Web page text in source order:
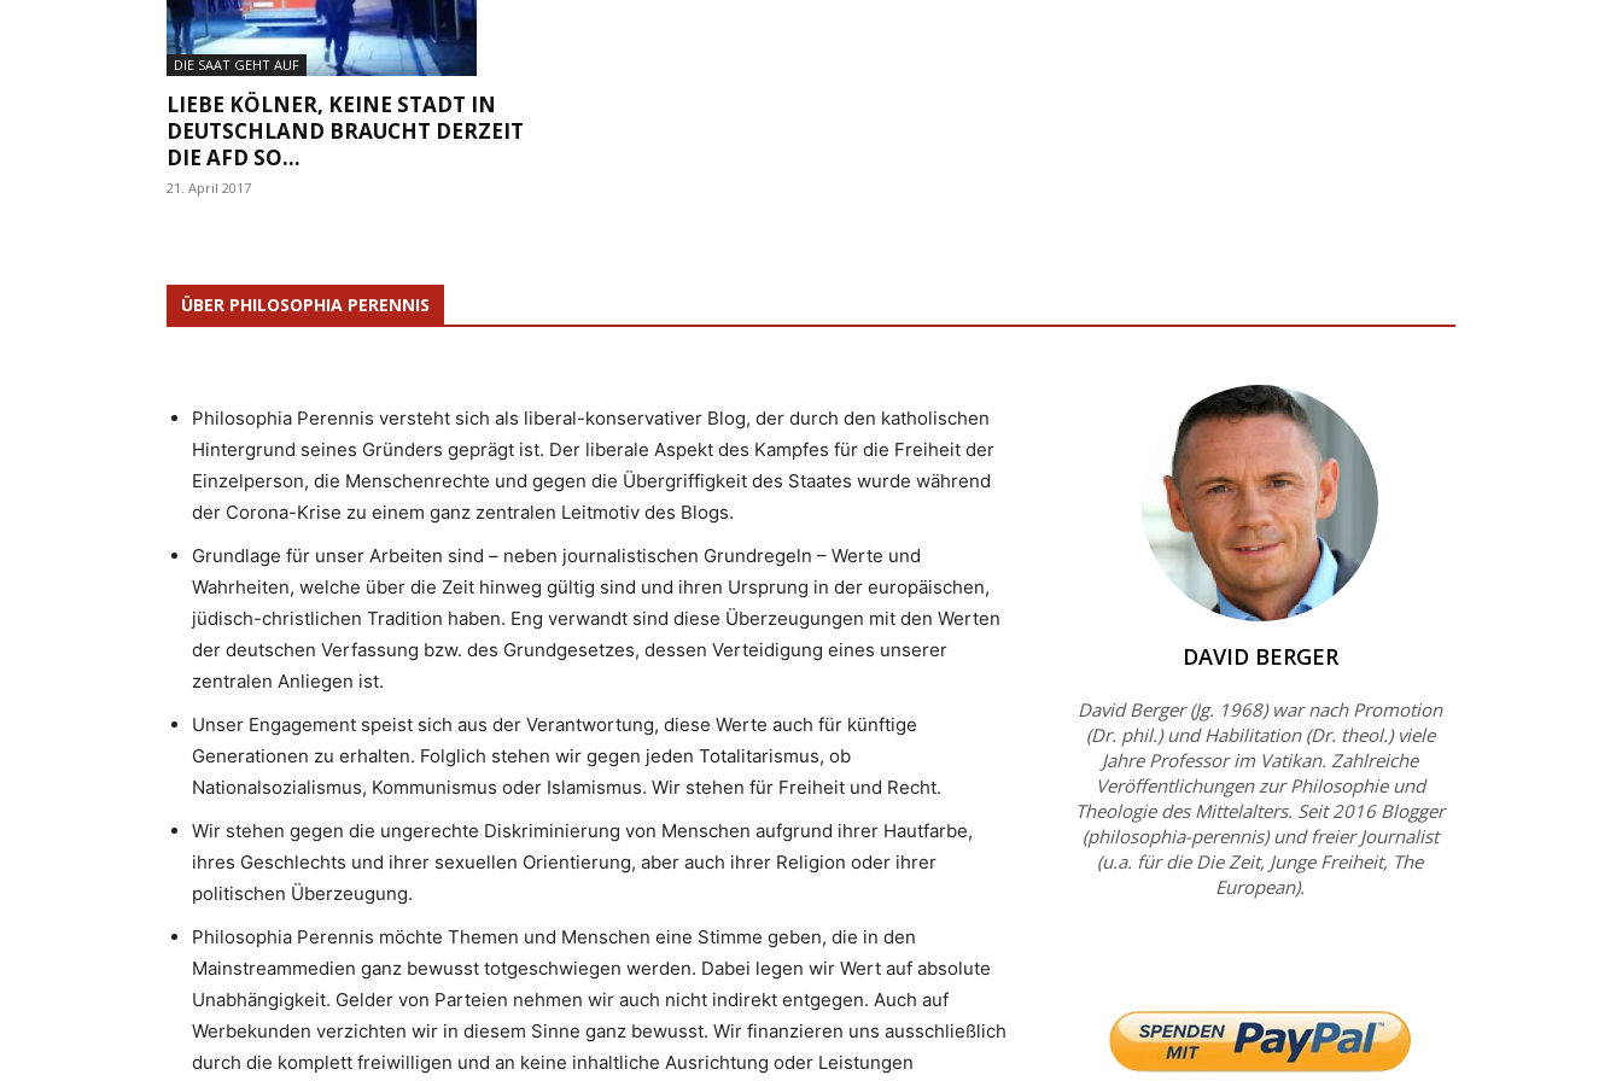
DIE SAAT GEHT AUF
LIEBE KÖLNER, KEINE STADT IN
DEUTSCHLAND BRAUCHT DERZEIT
DIE AFD SO...
21. April 2017
ÜBER PHILOSOPHIA PERENNIS
Philosophia Perennis versteht sich als liberal-konservativer Blog, der durch den katholischen
Hintergrund seines Gründers geprägt ist. Der liberale Aspekt des Kampfes für die Freiheit der
Einzelperson, die Menschenrechte und gegen die Übergriffigkeit des Staates wurde während
der Corona-Krise zu einem ganz zentralen Leitmotiv des Blogs.
Grundlage für unser Arbeiten sind – neben journalistischen Grundregeln – Werte und
Wahrheiten, welche über die Zeit hinweg gültig sind und ihren Ursprung in der europäischen,
jüdisch-christlichen Tradition haben. Eng verwandt sind diese Überzeugungen mit den Werten
der deutschen Verfassung bzw. des Grundgesetzes, dessen Verteidigung eines unserer
zentralen Anliegen ist.
Unser Engagement speist sich aus der Verantwortung, diese Werte auch für künftige
Generationen zu erhalten. Folglich stehen wir gegen jeden Totalitarismus, ob
Nationalsozialismus, Kommunismus oder Islamismus. Wir stehen für Freiheit und Recht.
Wir stehen gegen die ungerechte Diskriminierung von Menschen aufgrund ihrer Hautfarbe,
ihres Geschlechts und ihrer sexuellen Orientierung, aber auch ihrer Religion oder ihrer
politischen Überzeugung.
Philosophia Perennis möchte Themen und Menschen eine Stimme geben, die in den
Mainstreammedien ganz bewusst totgeschwiegen werden. Dabei legen wir Wert auf absolute
Unabhängigkeit. Gelder von Parteien nehmen wir auch nicht indirekt entgegen. Auch auf
Werbekunden verzichten wir in diesem Sinne ganz bewusst. Wir finanzieren uns ausschließlich
durch die komplett freiwilligen und an keine inhaltliche Ausrichtung oder Leistungen
DAVID BERGER
David Berger (Jg. 1968) war nach Promotion
(Dr. phil.) und Habilitation (Dr. theol.) viele
Jahre Professor im Vatikan. Zahlreiche
Veröffentlichungen zur Philosophie und
Theologie des Mittelalters. Seit 2016 Blogger
(philosophia-perennis) und freier Journalist
(u.a. für die Die Zeit, Junge Freiheit, The
European).